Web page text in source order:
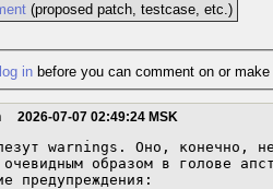
(proposed patch, testcase, etc.)
log in before you can comment on or
2026-07-07 02:49:24 MSK
warnings. Оно, конечно,
очевидным образом в голове
предупреждения: